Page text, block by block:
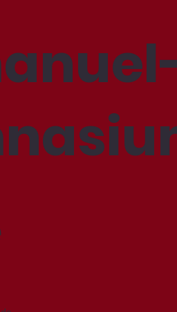
to love your school